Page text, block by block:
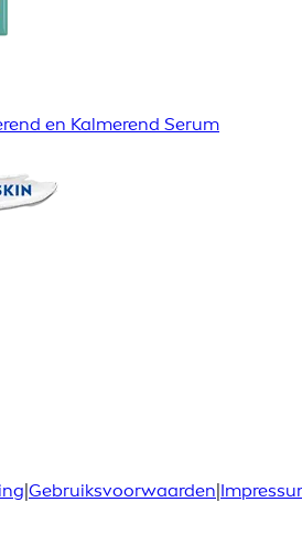
en Kalmerend Serum
|Gebruiksvoorwaarden|